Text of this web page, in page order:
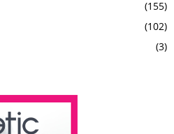
(155)
(102)
(3)